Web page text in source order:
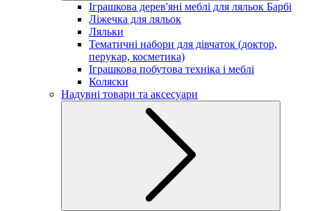
Іграшкова дерев'яні меблі для ляльок Барбі
Ліжечка для ляльок
Ляльки
Тематичні набори для дівчаток (доктор,
перукар, косметика)
Іграшкова побутова техніка і меблі
Коляски
Надувні товари та аксесуари